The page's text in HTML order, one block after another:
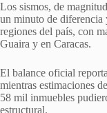
Los sismos, de
un minuto de diferencia
regiones del país, con
Guaira y en Caracas.
El balance oficial
mientras estimaciones
58 mil inmuebles
estructural.